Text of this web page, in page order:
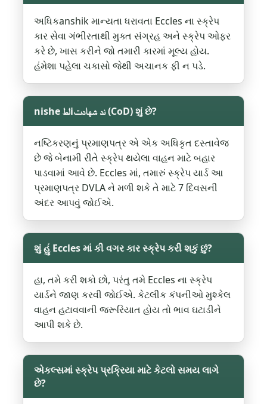
અધિકanshik માન્યતા ધરાવતા Eccles ના સ્ક્રેપ
કાર સેવા ગંભીરતાથી મુક્ત સંગ્રહ અને સ્ક્રેપ ઓફર
કરે છે, ખાસ કરીને જો તમારી કારમાં મૂલ્ય હોય.
હંમેશા પહેલા ચકાસો જેથી અચાનક ફી ન પડે.
nishe لطiند شهادت (CoD) શું છે?
નષ્ટિકરણનું પ્રમાણપત્ર એ એક અધિકૃત દસ્તાવેજ
છે જે બેનામી રીતે સ્ક્રેપ થયેલા વાહન માટે બહાર
પાડવામાં આવે છે. Eccles માં, તમારું સ્ક્રેપ યાર્ડ આ
પ્રમાણપત્ર DVLA ને મળી શકે તે માટે 7 દિવસની
અંદર આપવું જોઈએ.
શું હું Eccles માં કી વગર કાર સ્ક્રેપ કરી શકું છું?
હા, તમે કરી શકો છો, પરંતુ તમે Eccles ના સ્ક્રેપ
યાર્ડને જાણ કરવી જોઈએ. કેટલીક કંપનીઓ મુશ્કેલ
વાહન હટાવવાની જરૂરિયાત હોય તો ભાવ ઘટાડીને
આપી શકે છે.
એકલ્સમાં સ્ક્રેપ પ્રક્રિયા માટે કેટલો સમય લાગે
છે?